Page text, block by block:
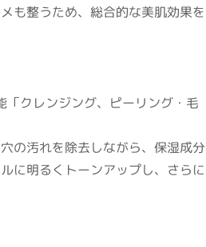
も整うため、総合的な美肌効果を
クレンジング、ピーリング・毛
の汚れを除去しながら、保湿成分
に明るくトーンアップし、さらに